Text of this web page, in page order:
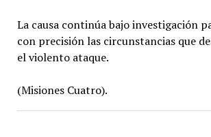
La causa continúa bajo investigación
con precisión las circunstancias que
el violento ataque.
(Misiones Cuatro).